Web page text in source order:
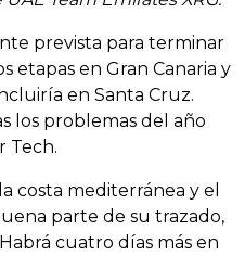
prevista para terminar
etapas en Gran Canaria y
en Santa Cruz.
los problemas del año
Tech.
costa mediterránea y el
parte de su trazado,
cuatro días más en